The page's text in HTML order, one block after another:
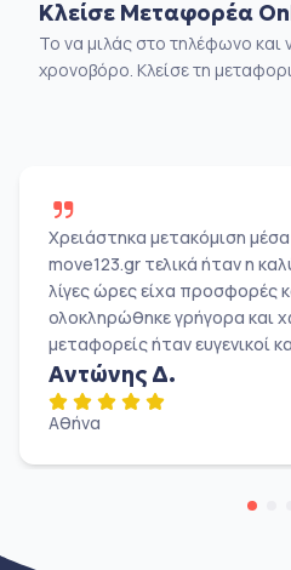
Κλείσε Μεταφορέα
Το να μιλάς στο τηλέφωνο και
χρονοβόρο. Κλείσε τη
Χρειάστηκα μετακόμιση
move123.gr τελικά ήταν η
λίγες ώρες είχα προσφορές
ολοκληρώθηκε γρήγορα και
μεταφορείς ήταν ευγενικοί
Αντώνης Δ.
Αθήνα